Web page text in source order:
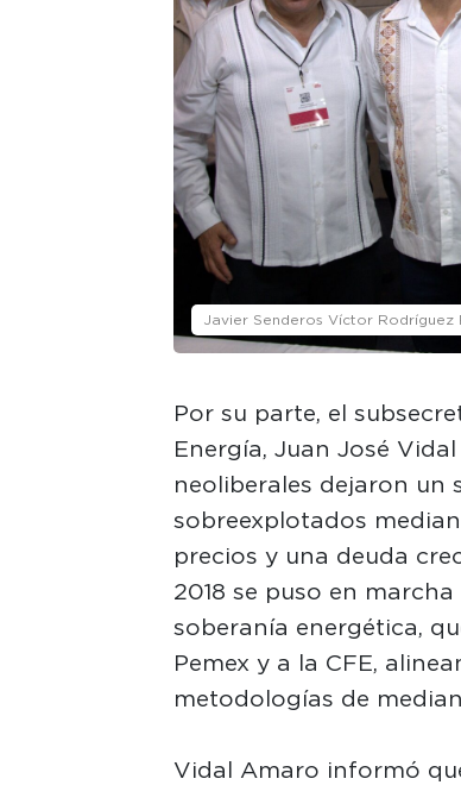
Javier Senderos Víctor Rodríguez
Por su parte, el
Energía, Juan José
neoliberales dejaron un
sobreexplotados
precios y una deuda
2018 se puso en
soberanía energética,
Pemex y a la CFE,
metodologías de
Vidal Amaro informó